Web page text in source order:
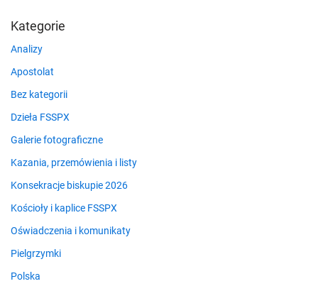
Kategorie
Analizy
Apostolat
Bez kategorii
Dzieła FSSPX
Galerie fotograficzne
Kazania, przemówienia i listy
Konsekracje biskupie 2026
Kościoły i kaplice FSSPX
Oświadczenia i komunikaty
Pielgrzymki
Polska